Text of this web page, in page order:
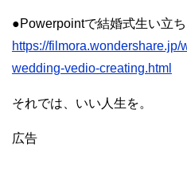
●Powerpointで結婚式生い立
https://
wedding-vedio-creating.html
それでは、いい人生を。
広告